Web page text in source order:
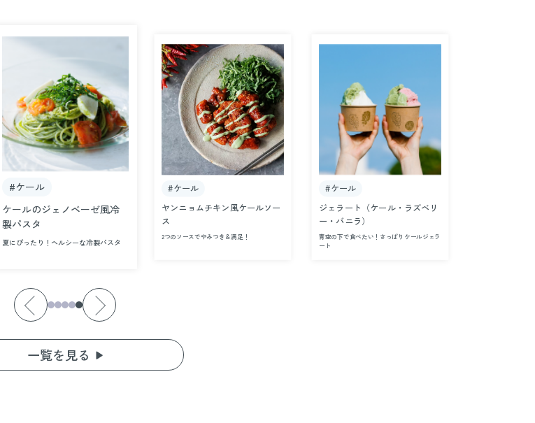
#ケール
ケールのジェノベーゼ風冷
製パスタ
夏にぴったり！ヘルシーな冷製パスタ
#ケール
ヤンニョムチキン風ケールソー
ス
2つのソースでやみつき＆満足！
#ケール
ジェラート（ケール・ラズベリ
ー・バニラ）
青空の下で食べたい！さっぱりケールジェラ
ート
一覧を見る